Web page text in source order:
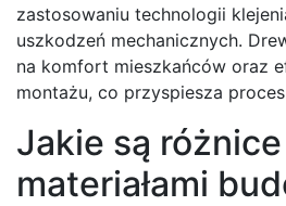
zastosowaniu technologii
uszkodzeń mechanicznych.
na komfort mieszkańców oraz
montażu, co przyspiesza
Jakie są
materiałami